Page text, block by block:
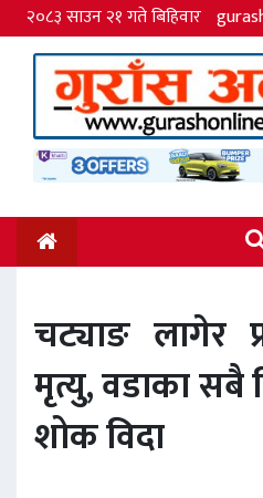
२०८३ साउन २१ गते बिहिवार
चट्याङ लागेर
मृत्यु, वडाका सबै
शोक विदा